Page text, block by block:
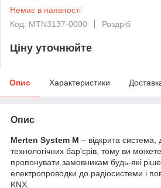
Немає в наявності
Код: MTN3137-0000
Роздріб
Ціну уточнюйте
Опис Характеристики
Опис
Merten System M – відкрита система,
технологічних бар'єрів, тому ви
пропонувати замовникам будь-які
електропроводки до радіосистеми і
KNX.